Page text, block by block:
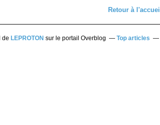
Retour à l'accueil
de LEPROTON sur le portail Overblog Top articles